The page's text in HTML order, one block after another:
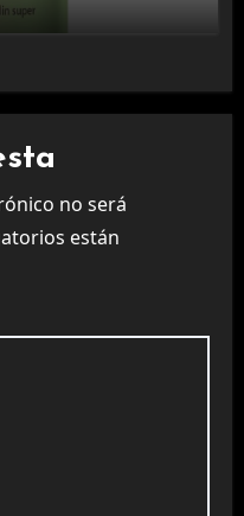
no será
están